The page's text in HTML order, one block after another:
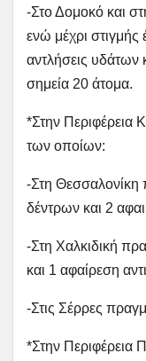
-Στο Δομοκό και
ενώ μέχρι
αντλήσεις υδάτων
σημεία 20 άτομα.
*Στην Περιφέρεια
των οποίων:
-Στη Θεσσαλονίκη
δέντρων και 2
-Στη Χαλκιδική
και 1 αφαίρεση
-Στις Σέρρες
*Στην Περιφέρεια